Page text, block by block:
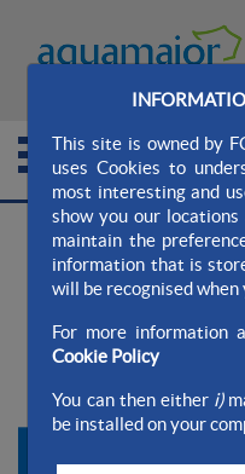
This site is owned by
uses Cookies to
most interesting and
show you our
maintain the
information that is
will be recognised
For more information
Cookie Policy
You can then either i)
be installed on your
Aqualia Ayto.
Sala de